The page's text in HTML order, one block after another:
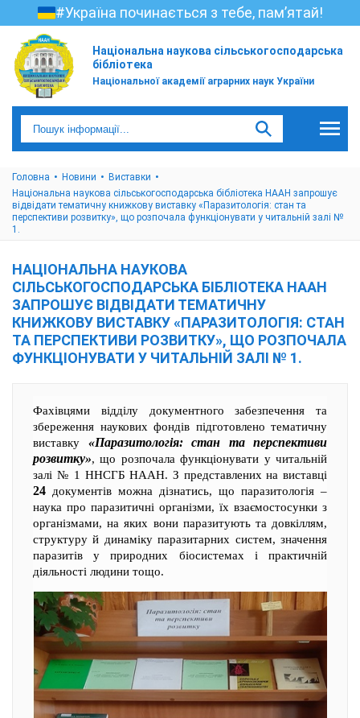
#Україна починається з тебе, пам’ятай!
Національна наукова сільськогосподарська
бібліотека
Національної академії аграрних наук України
Головна Новини
Виставки
Національна наукова сільськогосподарська бібліотека НААН запрошує
відвідати тематичну книжкову виставку «Паразитологія: стан та
перспективи розвитку», що розпочала функціонувати у читальній залі №
1.
НАЦІОНАЛЬНА НАУКОВА
СІЛЬСЬКОГОСПОДАРСЬКА БІБЛІОТЕКА НААН
ЗАПРОШУЄ ВІДВІДАТИ ТЕМАТИЧНУ
КНИЖКОВУ ВИСТАВКУ «ПАРАЗИТОЛОГІЯ: СТАН
ТА ПЕРСПЕКТИВИ РОЗВИТКУ», ЩО РОЗПОЧАЛА
ФУНКЦІОНУВАТИ У ЧИТАЛЬНІЙ ЗАЛІ № 1.
Фахівцями відділу документного забезпечення та
збереження наукових фондів підготовлено тематичну
виставку «Паразитологія: стан та перспективи
розвитку», що розпочала функціонувати у читальній
залі № 1 ННСГБ НААН. З представлених на виставці
24 документів можна дізнатись, що паразитологія –
наука про паразитичні організми, їх взаємостосунки з
організмами, на яких вони паразитують та довкіллям,
структуру й динаміку паразитарних систем, значення
паразитів у природних біосистемах і практичній
діяльності людини тощо.